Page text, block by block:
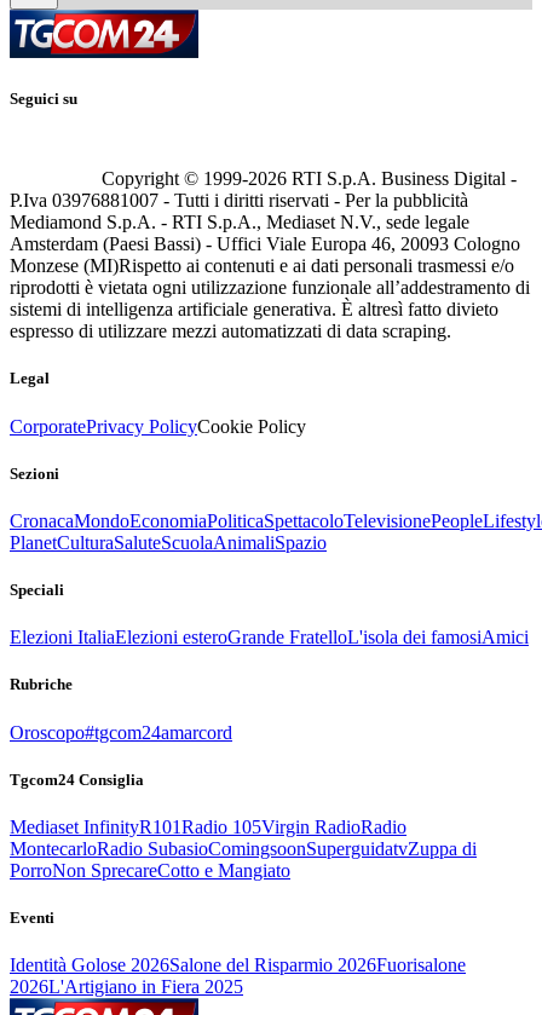
Seguici su
Copyright © 1999-2026 RTI S.p.A. Business Digital -
P.Iva 03976881007 - Tutti i diritti riservati - Per la pubblicità
Mediamond S.p.A. - RTI S.p.A., Mediaset N.V., sede legale
Amsterdam (Paesi Bassi) - Uffici Viale Europa 46, 20093 Cologno
Monzese (MI)Rispetto ai contenuti e ai dati personali trasmessi e/o
riprodotti è vietata ogni utilizzazione funzionale all’addestramento di
sistemi di intelligenza artificiale generativa. È altresì fatto divieto
espresso di utilizzare mezzi automatizzati di data scraping.
Legal
CorporatePrivacy PolicyCookie Policy
Sezioni
CronacaMondoEconomiaPoliticaSpettacoloTelevisionePeople
PlanetCulturaSaluteScuolaAnimaliSpazio
Speciali
Elezioni ItaliaElezioni esteroGrande FratelloL'isola dei famosiAmici
Rubriche
Oroscopo#tgcom24amarcord
Tgcom24 Consiglia
Mediaset InfinityR101Radio 105Virgin RadioRadio
MontecarloRadio SubasioComingsoonSuperguidatvZuppa di
PorroNon SprecareCotto e Mangiato
Eventi
Identità Golose 2026Salone del Risparmio 2026Fuorisalone
2026L'Artigiano in Fiera 2025